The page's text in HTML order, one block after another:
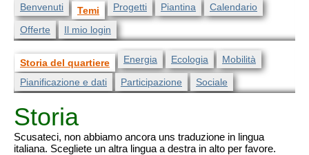
Benvenuti Temi Progetti Piantina Calendario
Offerte Il mio login
Storia del quartiere Energia Ecologia Mobilità
Pianificazione e dati Participazione Sociale
Storia
Scusateci, non abbiamo ancora uns traduzione in lingua
italiana. Scegliete un altra lingua a destra in alto per favore.